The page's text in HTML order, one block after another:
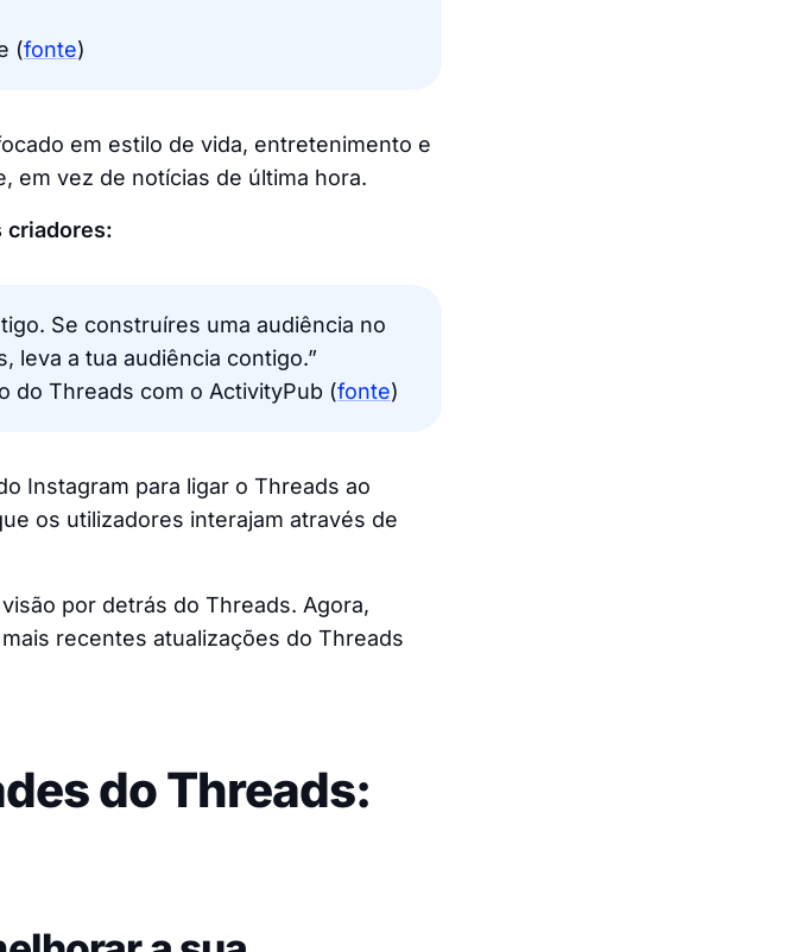
(fonte)
em estilo de vida, entretenimento e
em vez de notícias de última hora.
criadores:
Se construíres uma audiência no
leva a tua audiência contigo.”
do Threads com o ActivityPub (fonte)
Instagram para ligar o Threads ao
os utilizadores interajam através de
por detrás do Threads. Agora,
recentes atualizações do Threads
do Threads: